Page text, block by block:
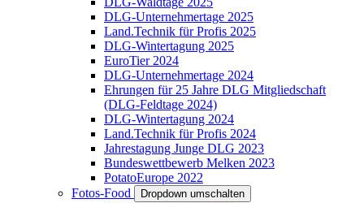
DLG-Unternehmertage 2025
Land.Technik für Profis 2025
DLG-Wintertagung 2025
EuroTier 2024
DLG-Unternehmertage 2024
Ehrungen für 25 Jahre DLG Mitgliedschaft
(DLG-Feldtage 2024)
DLG-Wintertagung 2024
Land.Technik für Profis 2024
Jahrestagung Junge DLG 2023
Bundeswettbewerb Melken 2023
PotatoEurope 2022
Fotos-Food
Dropdown umschalten